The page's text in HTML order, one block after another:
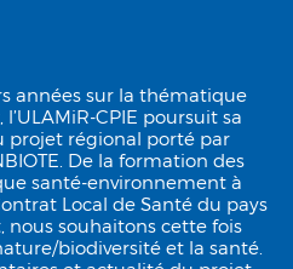
années sur la thématique
CPIE poursuit sa
projet régional porté par
De la formation des
santé-environnement à
Local de Santé du pays
nous souhaitons cette fois
biodiversité et la santé.